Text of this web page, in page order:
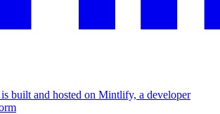
built and hosted on Mintlify, a developer